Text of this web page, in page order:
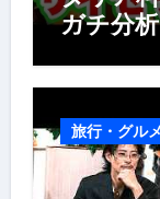
ガチ分
旅行・グルメ